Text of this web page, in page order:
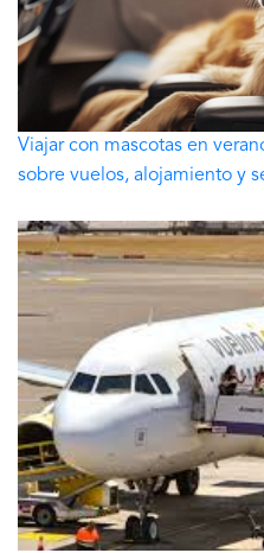
Viajar con mascotas en
sobre vuelos, alojamiento y